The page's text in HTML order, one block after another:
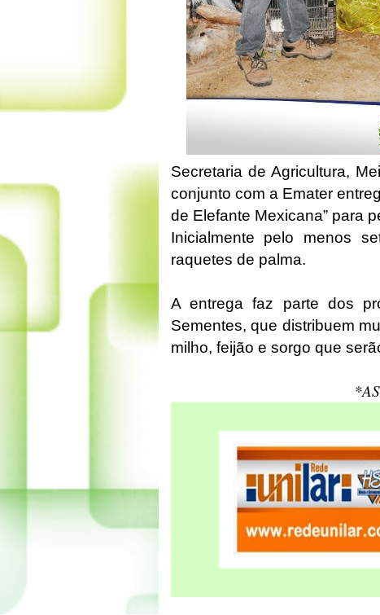
Secretaria de Agricultura,
conjunto com a Emater
de Elefante Mexicana” para
Inicialmente pelo menos
raquetes de palma.
A entrega faz parte dos
Sementes, que distribuem
milho, feijão e sorgo que